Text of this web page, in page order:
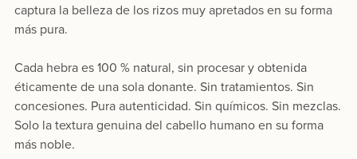
captura la belleza de los rizos muy apretados en su forma
más pura.
Cada hebra es 100 % natural, sin procesar y obtenida
éticamente de una sola donante. Sin tratamientos. Sin
concesiones. Pura autenticidad. Sin químicos. Sin mezclas.
Solo la textura genuina del cabello humano en su forma
más noble.